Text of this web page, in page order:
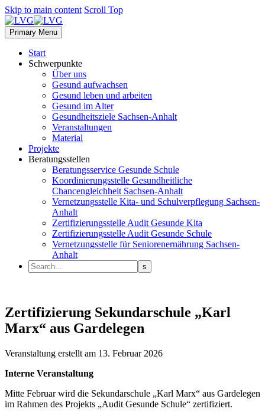
Skip to main content Scroll Top
Primary Menu
Start
Schwerpunkte
Über uns
Gesund aufwachsen
Gesund leben und arbeiten
Gesund im Alter
Gesundheitsziele Sachsen-Anhalt
Veranstaltungen
Material
Projekte
Beratungsstellen
Beratungsservice Gesunde Schule
Koordinierungsstelle Gesundheitliche
Chancengleichheit Sachsen-Anhalt
Vernetzungsstelle Kita- und Schulverpflegung Sachsen-
Anhalt
Zertifizierungsstelle Audit Gesunde Kita
Zertifizierungsstelle Audit Gesunde Schule
Vernetzungsstelle für Seniorenernährung Sachsen-
Anhalt
Zertifizierung Sekundarschule „Karl
Marx“ aus Gardelegen
Veranstaltung erstellt am 13. Februar 2026
Interne Veranstaltung
Mitte Februar wird die Sekundarschule „Karl Marx“ aus Gardelegen
im Rahmen des Projekts „Audit Gesunde Schule“ zertifiziert.